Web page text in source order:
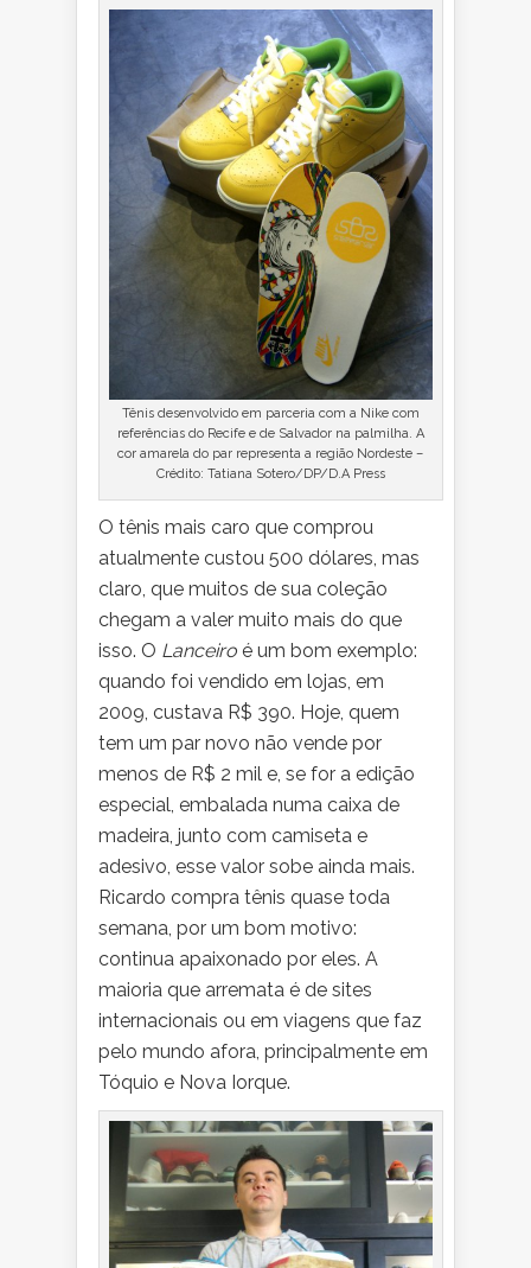
Tênis desenvolvido em parceria com a Nike com
referências do Recife e de Salvador na palmilha. A
cor amarela do par representa a região Nordeste –
Crédito: Tatiana Sotero/DP/D.A Press
O tênis mais caro que comprou
atualmente custou 500 dólares, mas
claro, que muitos de sua coleção
chegam a valer muito mais do que
isso. O Lanceiro é um bom exemplo:
quando foi vendido em lojas, em
2009, custava R$ 390. Hoje, quem
tem um par novo não vende por
menos de R$ 2 mil e, se for a edição
especial, embalada numa caixa de
madeira, junto com camiseta e
adesivo, esse valor sobe ainda mais.
Ricardo compra tênis quase toda
semana, por um bom motivo:
continua apaixonado por eles. A
maioria que arremata é de sites
internacionais ou em viagens que faz
pelo mundo afora, principalmente em
Tóquio e Nova Iorque.